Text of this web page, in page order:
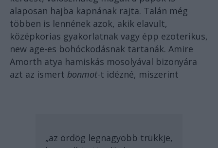
alaposan hajba kapnának rajta. Talán még
többen is lennének azok, akik elavult,
középkorias gyakorlatnak vagy épp ezoterikus,
new age-es bohóckodásnak tartanák. Amire
Amorth atya hamiskás mosolyával bizonyára
azt az ismert bonmot-t idézné, miszerint
„az ördög legnagyobb trükkje,